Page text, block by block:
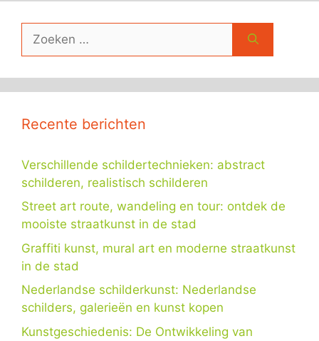
naar:
Recente berichten
Verschillende schildertechnieken: abstract
schilderen, realistisch schilderen
Street art route, wandeling en tour: ontdek de
mooiste straatkunst in de stad
Graffiti kunst, mural art en moderne straatkunst
in de stad
Nederlandse schilderkunst: Nederlandse
schilders, galerieën en kunst kopen
Kunstgeschiedenis: De Ontwikkeling van